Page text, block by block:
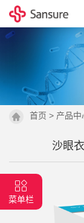
首页 > 产品中
菜单栏
沙眼